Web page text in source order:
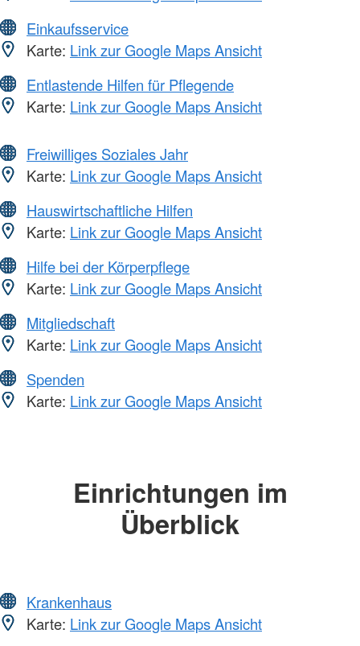
Einkaufsservice
Karte: Link zur Google Maps Ansicht
Entlastende Hilfen für Pflegende
Karte: Link zur Google Maps Ansicht
Freiwilliges Soziales Jahr
Karte: Link zur Google Maps Ansicht
Hauswirtschaftliche Hilfen
Karte: Link zur Google Maps Ansicht
Hilfe bei der Körperpflege
Karte: Link zur Google Maps Ansicht
Mitgliedschaft
Karte: Link zur Google Maps Ansicht
Spenden
Karte: Link zur Google Maps Ansicht
Einrichtungen im
Überblick
Krankenhaus
Karte: Link zur Google Maps Ansicht